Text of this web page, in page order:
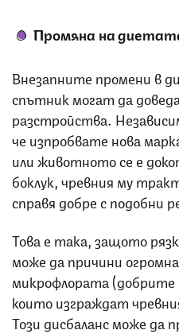
Промяна на
Внезапните промени в
спътник могат да
разстройства.
че изпробвате нова
или животното се е
боклук, чревния му
справя добре с подобни
Това е така, защото
може да причини
микрофлората
които изграждат
Този дисбаланс може да